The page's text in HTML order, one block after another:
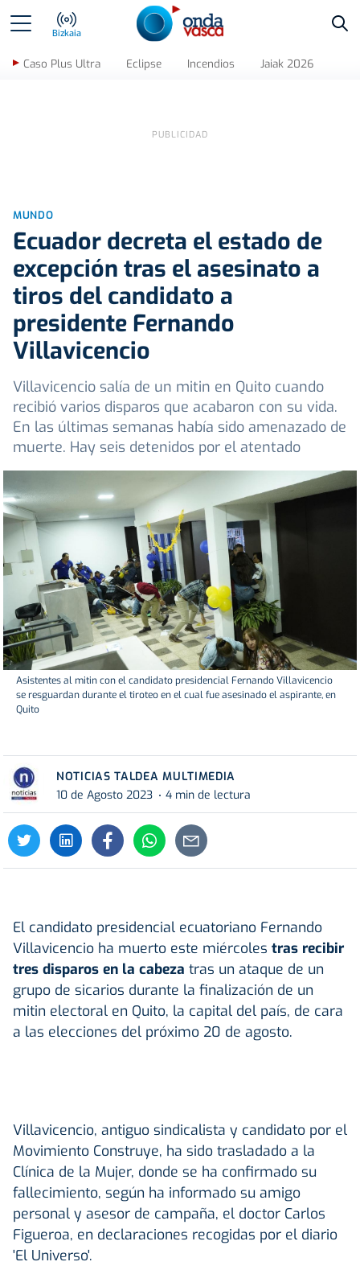
Bizkaia
Caso Plus Ultra Eclipse Incendios Jaiak 2026
MUNDO
Ecuador decreta el estado de
excepción tras el asesinato a
tiros del candidato a
presidente Fernando
Villavicencio
Villavicencio salía de un mitin en Quito cuando
recibió varios disparos que acabaron con su vida.
En las últimas semanas había sido amenazado de
muerte. Hay seis detenidos por el atentado
Asistentes al mitin con el candidato presidencial Fernando Villavicencio
se resguardan durante el tiroteo en el cual fue asesinado el aspirante, en
Quito
NOTICIAS TALDEA MULTIMEDIA
10 de Agosto 2023
4 min de lectura
El candidato presidencial ecuatoriano Fernando
Villavicencio ha muerto este miércoles tras recibir
tres disparos en la cabeza tras un ataque de un
grupo de sicarios durante la finalización de un
mitin electoral en Quito, la capital del país, de cara
a las elecciones del próximo 20 de agosto.
Villavicencio, antiguo sindicalista y candidato por el
Movimiento Construye, ha sido trasladado a la
Clínica de la Mujer, donde se ha confirmado su
fallecimiento, según ha informado su amigo
personal y asesor de campaña, el doctor Carlos
Figueroa, en declaraciones recogidas por el diario
'El Universo'.